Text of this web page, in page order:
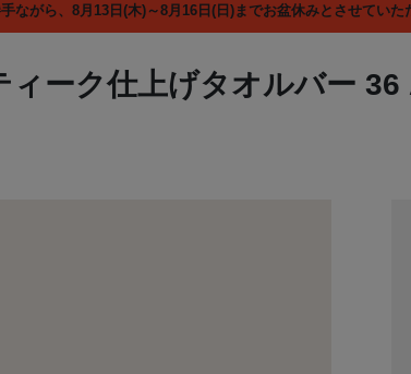
ながら、8月13日(木)～8月16日(日)までお盆休みとさせていた
ィーク仕上げタオルバー